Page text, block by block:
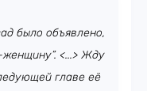
было объявлено,
женщину”. <...> Жду
главе её